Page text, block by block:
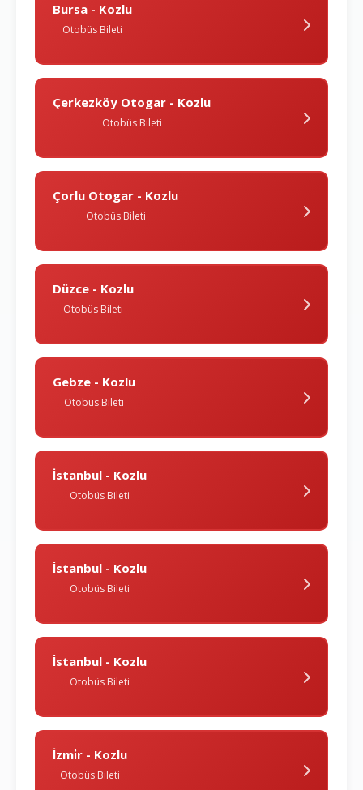
Bursa - Kozlu
Otobüs Bileti
Çerkezköy Otogar - Kozlu
Otobüs Bileti
Çorlu Otogar - Kozlu
Otobüs Bileti
Düzce - Kozlu
Otobüs Bileti
Gebze - Kozlu
Otobüs Bileti
İstanbul - Kozlu
Otobüs Bileti
İstanbul - Kozlu
Otobüs Bileti
İstanbul - Kozlu
Otobüs Bileti
İzmi̇r - Kozlu
Otobüs Bileti